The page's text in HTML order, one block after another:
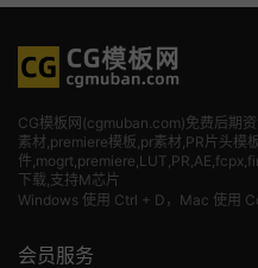
CG模板网(cgmuban.com)免费后期
素材 ,premiere模板,pr素材,PR片头模
件
下载,支持M芯片
Windows 使用 Ctrl + D，Mac 使用
会员服务